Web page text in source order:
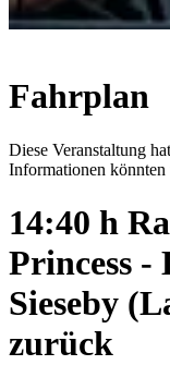
Fahrplan
Diese Veranstaltung
Informationen könnten
14:40 h
Princess
Sieseby
zurück